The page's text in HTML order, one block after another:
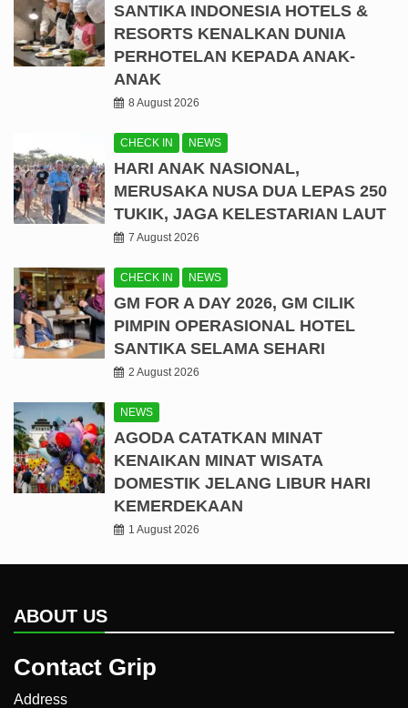
SANTIKA INDONESIA HOTELS &
RESORTS KENALKAN DUNIA
PERHOTELAN KEPADA ANAK-
ANAK
8 August 2026
CHECK IN NEWS
HARI ANAK NASIONAL,
MERUSAKA NUSA DUA LEPAS 250
TUKIK, JAGA KELESTARIAN LAUT
7 August 2026
CHECK IN NEWS
GM FOR A DAY 2026, GM CILIK
PIMPIN OPERASIONAL HOTEL
SANTIKA SELAMA SEHARI
2 August 2026
NEWS
AGODA CATATKAN MINAT
KENAIKAN MINAT WISATA
DOMESTIK JELANG LIBUR HARI
KEMERDEKAAN
1 August 2026
ABOUT US
Contact Grip
Address